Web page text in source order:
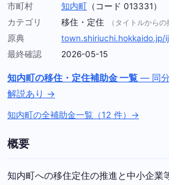
市町村
知内町 （コード 013331）
カテゴリ
移住・定住 （タイトルからの
原典
town.shiriuchi.hokkaido.jp/
最終確認
2026-05-15
知内町の移住・定住補助金 一覧 — 同
解説あり →
知内町の全補助金一覧（12 件）→
概要
知内町への移住定住の推進と中小企業